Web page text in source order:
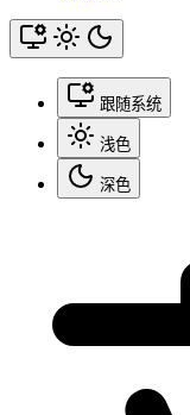
跟随系统
浅色
深色